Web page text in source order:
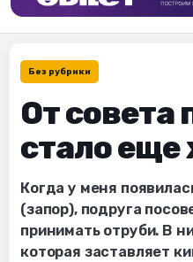
Без рубрики
От совета
стало
Когда у меня
(запор), подруга
принимать отруби. В
которая заставляет